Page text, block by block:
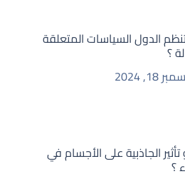
الدول السياسات المتعلقة
؟
18, 2024
الجاذبية على الأجسام في
؟